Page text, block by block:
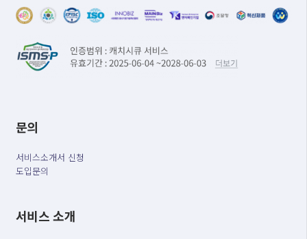
문의
서비스소개서 신청
도입문의
서비스 소개